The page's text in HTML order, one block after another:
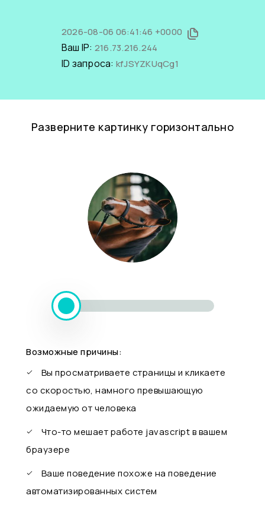
2026-08-06 06:41:46 +0000
Ваш IP: 216.73.216.244
ID запроса: kfJSYZKUqCg1
Разверните картинку горизонтально
Возможные причины:
Вы просматриваете страницы и кликаете
со скоростью, намного превышающую
ожидаемую от человека
Что-то мешает работе javascript в вашем
браузере
Ваше поведение похоже на поведение
автоматизированных систем